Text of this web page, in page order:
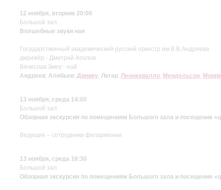
12 ноября, вторник 20:00
Большой зал
Волшебные звуки ная
Государственный академический русский оркестр им.В.В.Андреева
дирижёр - Дмитрий Хохлов
Вячеслав Змеу - най
Андреев; Алябьев; Динику; Легар; Леонкавалло; Мендельсон;
13 ноября, среда 14:00
Большой зал
Обзорная экскурсия по помещениям Большого зала и посещение
Ведущие – сотрудники филармонии
13 ноября, среда 16:30
Большой зал
Обзорная экскурсия по помещениям Большого зала и посещение